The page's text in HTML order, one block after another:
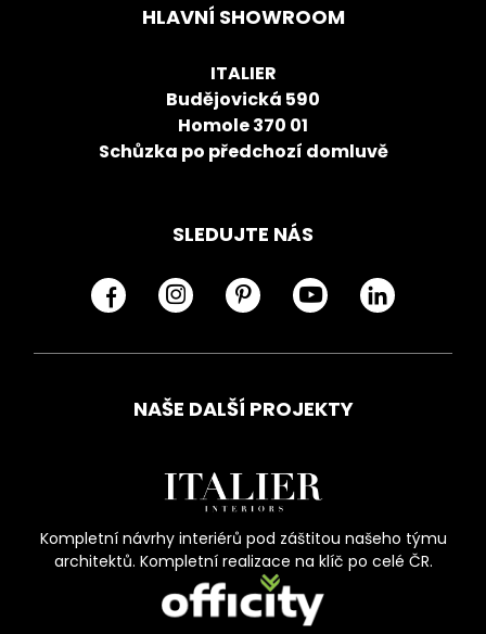
HLAVNÍ SHOWROOM
ITALIER
Budějovická 590
Homole 370 01
Schůzka po předchozí domluvě
SLEDUJTE NÁS
NAŠE DALŠÍ PROJEKTY
Kompletní návrhy interiérů pod záštitou našeho týmu
architektů. Kompletní realizace na klíč po celé ČR.